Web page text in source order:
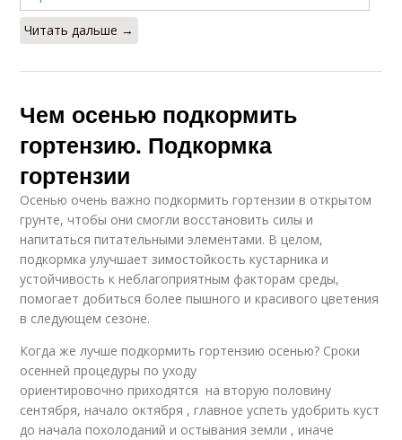
Читать дальше →
Чем осенью подкормить
гортензию. Подкормка
гортензии
Осенью очень важно подкормить гортензии в открытом
грунте, чтобы они смогли восстановить силы и
напитаться питательными элементами. В целом,
подкормка улучшает зимостойкость кустарника и
устойчивость к неблагоприятным факторам среды,
помогает добиться более пышного и красивого цветения
в следующем сезоне.
Когда же лучше подкормить гортензию осенью? Сроки
осенней процедуры по уходу
ориентировочно приходятся на вторую половину
сентября, начало октября , главное успеть удобрить куст
до начала похолоданий и остывания земли , иначе